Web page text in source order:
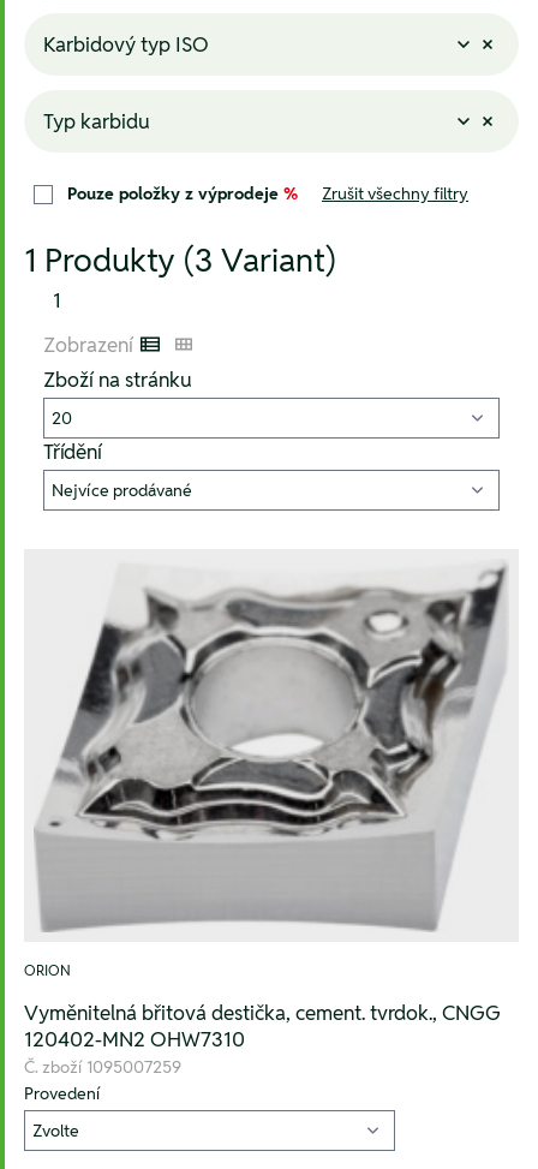
Karbidový typ ISO
Typ karbidu
Pouze položky z výprodeje % Zrušit všechny filtry
1 Produkty (3 Variant)
1
Zobrazení Listenansicht
Kachelansicht
Zboží na stránku
Třídění
ORION
Vyměnitelná břitová destička, cement. tvrdok., CNGG
120402-MN2 OHW7310
Č. zboží 1095007259
Provedení